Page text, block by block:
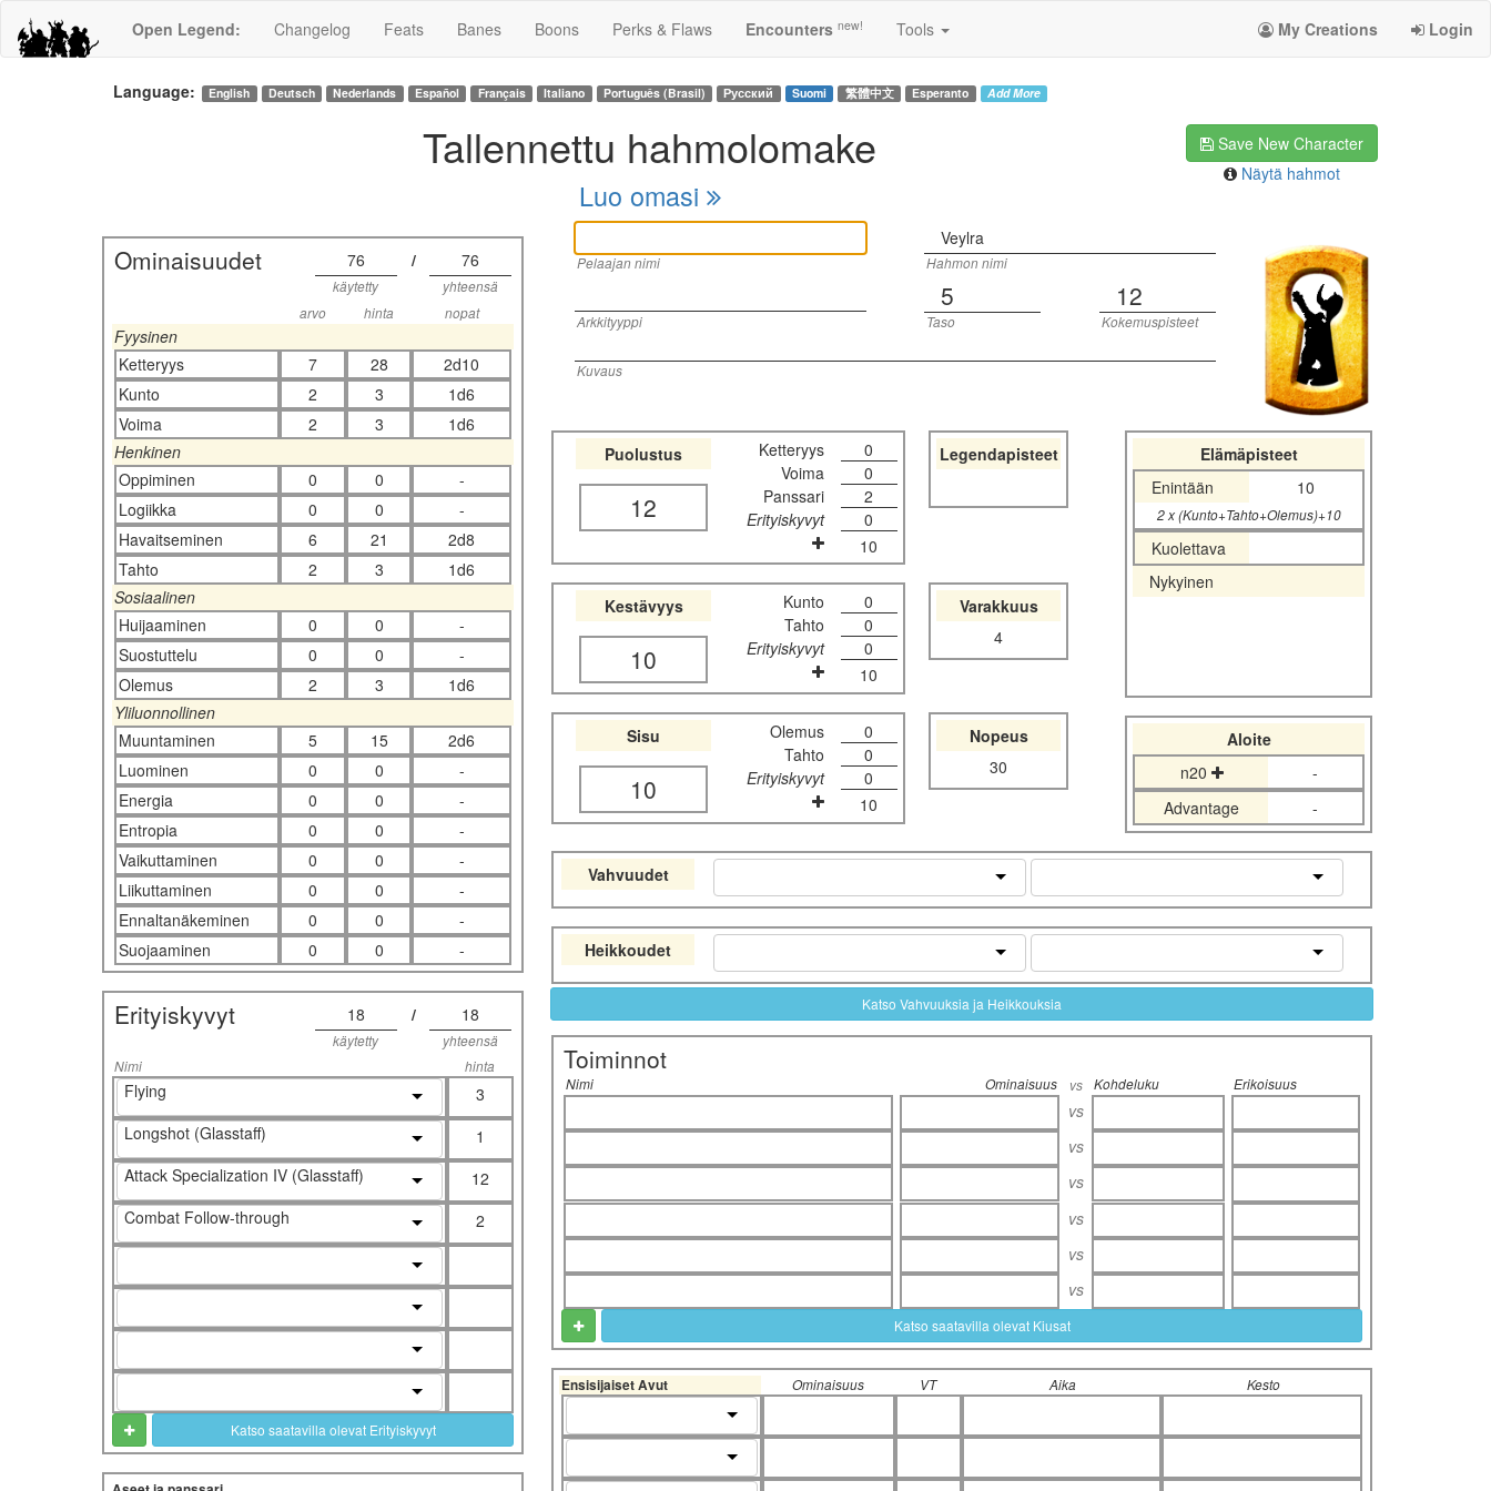
Open Legend: Changelog Feats Banes Boons Perks & Flaws Encounters new! Tools My Creations Login
Language: English Deutsch Nederlands Español Français Italiano Português (Brasil) Русский Suomi 繁體中文 Esperanto Add More
Save New Character
Näytä hahmot
Tallennettu hahmolomake
Luo omasi
Ominaisuudet 76 / 76
käytetty
yhteensä
arvo
hinta nopat
Fyysinen
Ketteryys
7 28
2d10
Kunto
2 3
1d6
Voima
2 3
1d6
Henkinen
Oppiminen
0 0
-
Logiikka
0 0
-
Havaitseminen
6 21
2d8
Tahto
2 3
1d6
Sosiaalinen
Huijaaminen
0 0
-
Suostuttelu
0 0
-
Olemus
2 3
1d6
Yliluonnollinen
Muuntaminen
5 15
2d6
Luominen
0 0
-
Energia
0 0
-
Entropia
0 0
-
Vaikuttaminen
0 0
-
Liikuttaminen
0 0
-
Ennaltanäkeminen
0 0
-
Suojaaminen
0 0 -
Erityiskyvyt 18 / 18
käytetty
yhteensä
Nimi
hinta
Flying
3
Longshot (Glasstaff)
1
Attack Specialization IV (Glasstaff)
12
Combat Follow-through
2
Katso saatavilla olevat Erityiskyvyt
Veylra
Pelaajan nimi Hahmon nimi
5 12
Arkkityyppi Taso Kokemuspisteet
Kuvaus
Puolustus
12
Ketteryys
0
Voima
0
Panssari
2
Erityiskyvyt
0
10
Legendapisteet
Kestävyys
10
Kunto
0
Tahto
0
Erityiskyvyt
0
10
Varakkuus
4
Sisu
10
Olemus
0
Tahto
0
Erityiskyvyt
0
10
Nopeus
30
Elämäpisteet
Enintään
10
2 x (Kunto+Tahto+Olemus)+10
Kuolettava
Nykyinen
Aloite
n20
-
Advantage
-
Vahvuudet
Heikkoudet
Katso Vahvuuksia ja Heikkouksia
Toiminnot
Nimi Ominaisuus vs Kohdeluku Erikoisuus
vs
vs
vs
vs
vs
vs
Katso saatavilla olevat Kiusat
Ensisijaiset Avut Ominaisuus VT Aika Kesto